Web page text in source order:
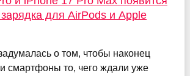
для AirPods и Apple
о том, чтобы наконец
смартфоны то, чего ждали уже